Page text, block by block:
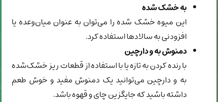
به خشک شده
این میوه خشک شده را می‌توان به عنوان میان‌وعده یا
افزودنی به سالادها استفاده کرد.
دمنوش به و دارچین
با رنده کردن به تازه یا با استفاده از قطعات ریز خشک‌شده
به و دارچین می‌توانید یک دمنوش مفید و خوش طعم
داشته باشید که جایگزین چای و قهوه باشد.